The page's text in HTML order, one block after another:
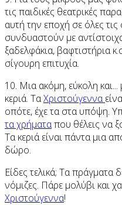
τις παιδικές θεατρικές
αυτή την εποχή σε όλες
συνδυαστούν με
ξαδελφάκια, βαφτιστήρια
σίγουρη επιτυχία.
10. Μια ακόμη, εύκολη
κεριά. ΤαΧριστούγεννα
οπότε, έχε τα στα υπόψη.
τα χρήματαπου θέλεις να
Τα κεριά είναι πάντα μια
δώρο.
Είδες τελικά; Τα
νόμιζες. Πάρε μολύβι και
Χριστούγεννα!